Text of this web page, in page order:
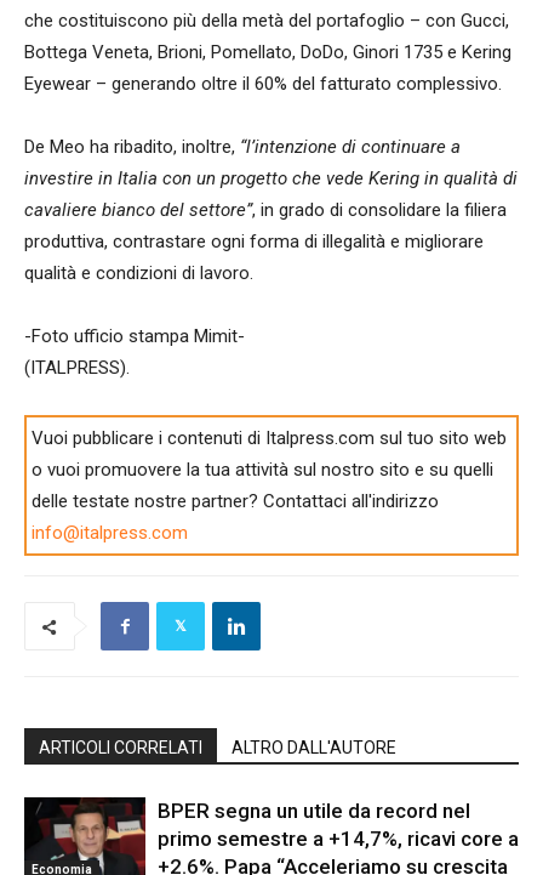
che costituiscono più della metà del portafoglio – con Gucci,
Bottega Veneta, Brioni, Pomellato, DoDo, Ginori 1735 e Kering
Eyewear – generando oltre il 60% del fatturato complessivo.
De Meo ha ribadito, inoltre, “l’intenzione di continuare a
investire in Italia con un progetto che vede Kering in qualità di
cavaliere bianco del settore”, in grado di consolidare la filiera
produttiva, contrastare ogni forma di illegalità e migliorare
qualità e condizioni di lavoro.
-Foto ufficio stampa Mimit-
(ITALPRESS).
Vuoi pubblicare i contenuti di Italpress.com sul tuo sito web
o vuoi promuovere la tua attività sul nostro sito e su quelli
delle testate nostre partner? Contattaci all'indirizzo
info@italpress.com
ARTICOLI CORRELATI ALTRO DALL'AUTORE
Economia
BPER segna un utile da record nel
primo semestre a +14,7%, ricavi core a
+2.6%. Papa “Acceleriamo su crescita